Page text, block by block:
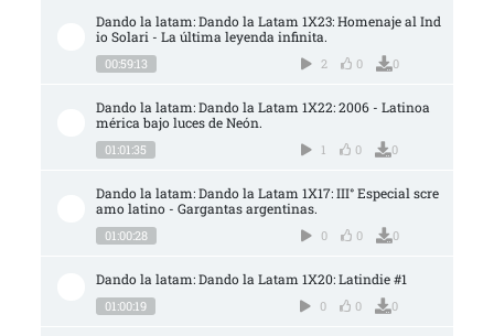
Dando la latam: Dando la Latam 1X23: Homenaje al Ind
io Solari - La última leyenda infinita.
00:59:13 2 0 0
Dando la latam: Dando la Latam 1X22: 2006 - Latinoa
mérica bajo luces de Neón.
01:01:35 1 0 0
Dando la latam: Dando la Latam 1X17: III° Especial scre
amo latino - Gargantas argentinas.
01:00:28 0 0 0
Dando la latam: Dando la Latam 1X20: Latindie #1
01:00:19 0 0 0